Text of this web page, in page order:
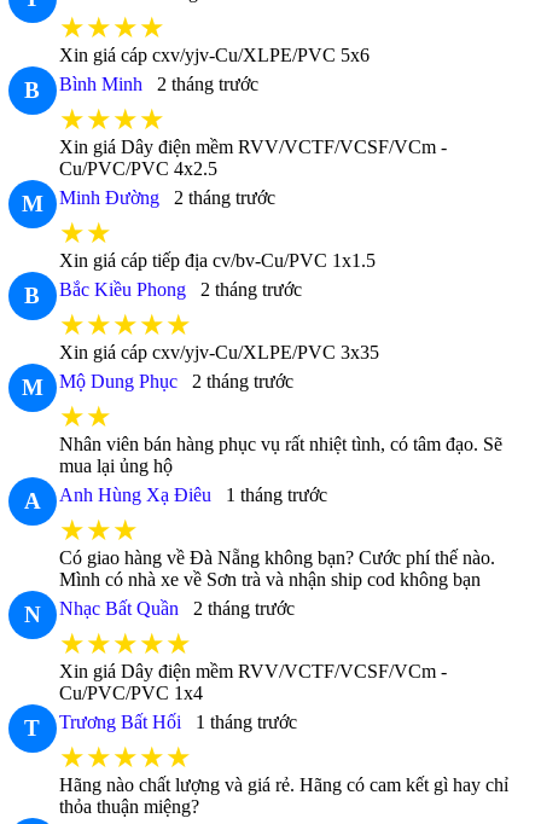
★★★★
Xin giá cáp cxv/yjv-Cu/XLPE/PVC 5x6
B Bình Minh 2 tháng trước
★★★★
Xin giá Dây điện mềm RVV/VCTF/VCSF/VCm -
Cu/PVC/PVC 4x2.5
M Minh Đường 2 tháng trước
★★
Xin giá cáp tiếp địa cv/bv-Cu/PVC 1x1.5
B Bắc Kiều Phong 2 tháng trước
★★★★★
Xin giá cáp cxv/yjv-Cu/XLPE/PVC 3x35
M Mộ Dung Phục 2 tháng trước
★★
Nhân viên bán hàng phục vụ rất nhiệt tình, có tâm đạo. Sẽ
mua lại ủng hộ
A Anh Hùng Xạ Điêu 1 tháng trước
★★★
Có giao hàng về Đà Nẵng không bạn? Cước phí thế nào.
Mình có nhà xe về Sơn trà và nhận ship cod không bạn
N Nhạc Bất Quần 2 tháng trước
★★★★★
Xin giá Dây điện mềm RVV/VCTF/VCSF/VCm -
Cu/PVC/PVC 1x4
T Trương Bất Hối 1 tháng trước
★★★★★
Hãng nào chất lượng và giá rẻ. Hãng có cam kết gì hay chỉ
thỏa thuận miệng?